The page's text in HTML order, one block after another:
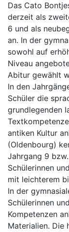
Das Cato
derzeit als
6 und als
an. In der
sowohl auf
Niveau
Abitur gewählt
In den
Schüler die
grundlegenden
antiken Kultur
(Oldenbourg)
Jahrgang 9
Schülerinnen
mit leichterem
In der
Schülerinnen
Kompetenzen
Materialien. Die